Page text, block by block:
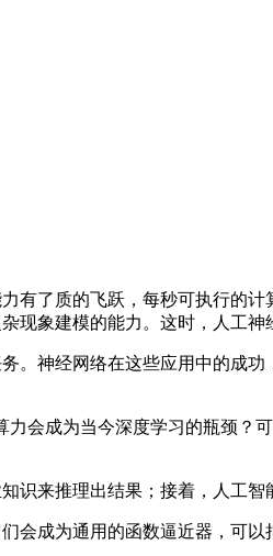
了质的飞跃，每秒可执行的计
象建模的能力。这时，人工
神经网络在这些应用中的成功
成为当今深度学习的瓶颈？
来推理出结果；接着，人工智
成为通用的函数逼近器，可以